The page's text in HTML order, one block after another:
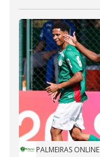
PALMEIRAS ONLINE